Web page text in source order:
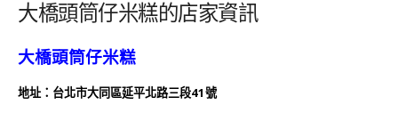
大橋頭筒仔米糕的店家資訊
大橋頭筒仔米糕
地址：台北市大同區延平北路三段41號